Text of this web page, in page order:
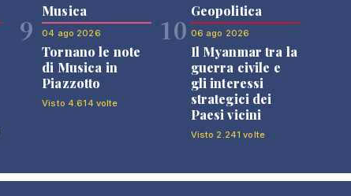
9
Musica
04 ago 2026
Tornano le note
di Musica in
Piazzotto
Visto 4.614 volte
10
Geopolitica
06 ago 2026
Il Myanmar tra la
guerra civile e
gli interessi
strategici dei
Paesi vicini
Visto 2.241 volte